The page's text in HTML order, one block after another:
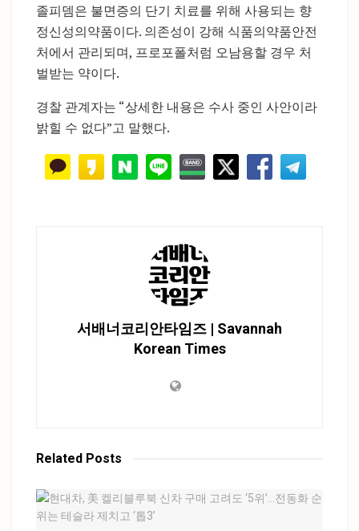
졸피뎀은 불면증의 단기 치료를 위해 사용되는 향
정신성의약품이다. 의존성이 강해 식품의약품안전
처에서 관리되며, 프로포폴처럼 오남용할 경우 처
벌받는 약이다.
경찰 관계자는 “상세한 내용은 수사 중인 사안이라
밝힐 수 없다”고 말했다.
서배너코리안타임즈 | Savannah
Korean Times
Related Posts